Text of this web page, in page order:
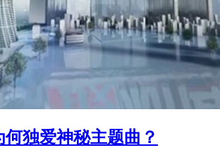
独爱神秘主题曲？